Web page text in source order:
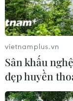
Thúc đẩy
vietnamplus.vn
Sân khấu
đẹp huyền